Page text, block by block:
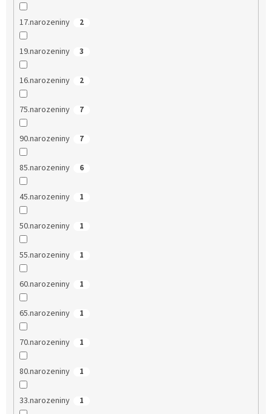
17.narozeniny 2
19.narozeniny 3
16.narozeniny 2
75.narozeniny 7
90.narozeniny 7
85.narozeniny 6
45.narozeniny 1
50.narozeniny 1
55.narozeniny 1
60.narozeniny 1
65.narozeniny 1
70.narozeniny 1
80.narozeniny 1
33.narozeniny 1